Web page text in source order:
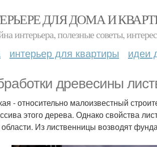
ДЛЯ ДОМА И
интерьера, полезные советы,
интерьер для квартиры идеи
древесины
- относительно малоизвестный
этого дерева. Однако свойства
Из лиственницы возводят